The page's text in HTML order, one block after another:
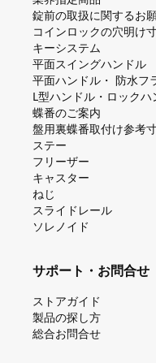
錠前の取扱に関するお
コインロックの⽳明け
キーシステム
平⾯スイングハンドル
平⾯ハンドル・ 防⽔フ
L型ハンドル・ロックハ
蝶番のご案内
盤⽤裏蝶番取付け参考
ステー
フリーザー
キャスター
ねじ
スライドレール
ソレノイド
サポート・お問合せ
ストアガイド
製品の探し⽅
総合お問合せ